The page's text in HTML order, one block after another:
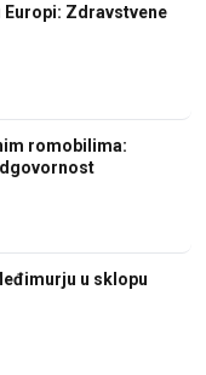
Europi: Zdravstvene
romobilima:
u sklopu